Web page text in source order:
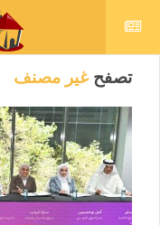
تصفحغير مصنف